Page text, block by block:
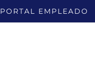
PORTAL EMPLEADO